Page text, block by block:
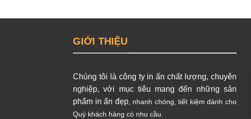
GIỚI THIỆU
Chúng tôi là công ty in ấn chất lượng, chuyên
nghiệp, với mục tiêu mang đến những sản
phẩm in ấn đẹp, nhanh chóng, tiết kiệm dành cho
Quý khách hàng có nhu cầu.